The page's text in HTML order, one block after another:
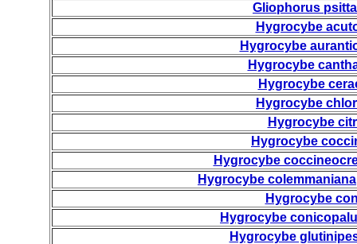
Gliophorus
Hygrocybe
Hygrocybe
Hygrocybe
Hygrocybe
Hygrocybe
Hygrocybe
Hygrocybe
Hygrocybe
Hygrocybe colemmaniana
Hygrocybe
Hygrocybe
Hygrocybe